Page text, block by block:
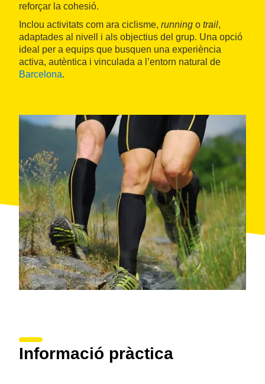
reforçar la cohesió.
Inclou activitats com ara ciclisme, running o trail,
adaptades al nivell i als objectius del grup. Una opció
ideal per a equips que busquen una experiència
activa, autèntica i vinculada a l’entorn natural de
Barcelona.
Informació pràctica